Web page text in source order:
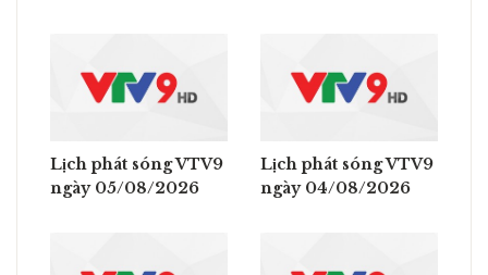
Lịch phát sóng VTV9
ngày 05/08/2026
Lịch phát sóng VTV9
ngày 04/08/2026